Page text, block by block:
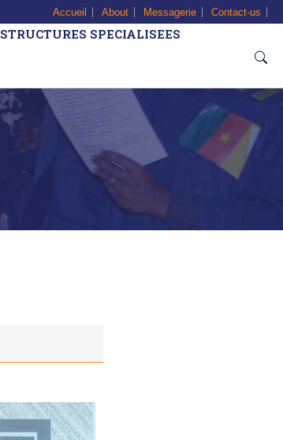
Accueil About Messagerie Contact-us
STRUCTURES SPECIALISEES